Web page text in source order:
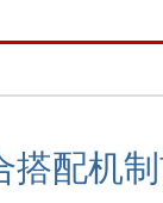
搭配机